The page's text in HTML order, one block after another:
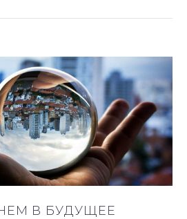
В БУДУЩЕЕ